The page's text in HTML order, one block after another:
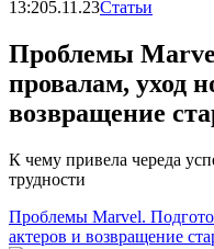
13:205.11.23Статьи
Проблемы
провалам, уход
возвращение
К чему привела череда
трудности
Проблемы Marvel.
актеров и возвращение